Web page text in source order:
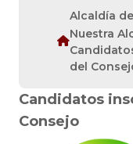
Alcaldía
Nuestra
del
Candidatos
Consejo